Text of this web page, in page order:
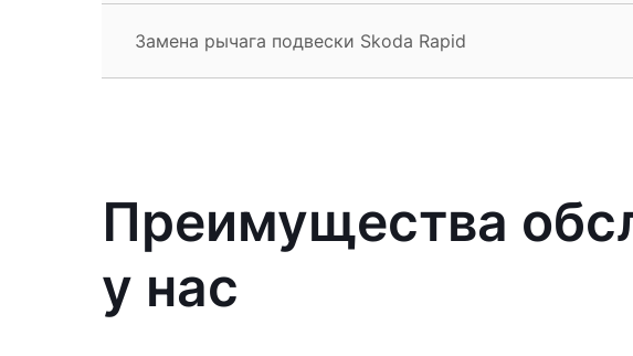
Замена рычага подвески Skoda Rapid
Преимущества
у нас